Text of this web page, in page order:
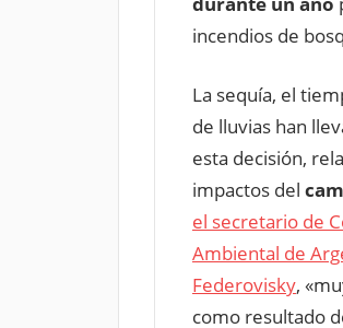
incendios de
La sequía, el
de lluvias han
esta decisión,
impactos del
el secretario de
Ambiental de
Federovisky,
como resultado